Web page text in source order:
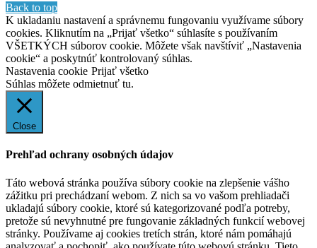
Back to top
K ukladaniu nastavení a správnemu fungovaniu využívame súbory
cookies. Kliknutím na „Prijať všetko“ súhlasíte s používaním
VŠETKÝCH súborov cookie. Môžete však navštíviť „Nastavenia
cookie“ a poskytnúť kontrolovaný súhlas.
Nastavenia cookie Prijať všetko
Súhlas môžete odmietnuť tu.
Close
Prehľad ochrany osobných údajov
Táto webová stránka používa súbory cookie na zlepšenie vášho
zážitku pri prechádzaní webom. Z nich sa vo vašom prehliadači
ukladajú súbory cookie, ktoré sú kategorizované podľa potreby,
pretože sú nevyhnutné pre fungovanie základných funkcií webovej
stránky. Používame aj cookies tretích strán, ktoré nám pomáhajú